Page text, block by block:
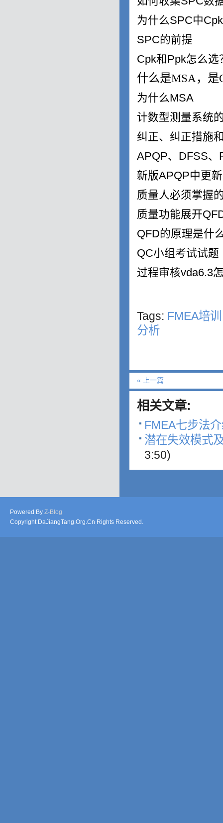
为什么SPC中Cpk
SPC的前提
Cpk和Ppk怎么选
什么是MSA ，是
为什么MSA
计数型测量系统
纠正、纠正措施
APQP、 DFSS、
新版APQP中更
质量人必须掌握
质量功能展开
QFD的原理是什
QC小组考试试题
过程审核vda6.3
Tags: FMEA培训
分析
« 上一篇
相关文章:
FMEA七步法
潜在失效模式
3:50)
Powered By Z-Blog
Copyright DaJiangTang.Org.Cn Rights Reserved.